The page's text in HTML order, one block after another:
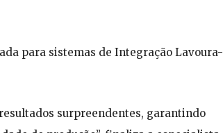
para sistemas de Integração Lavoura-
surpreendentes, garantindo